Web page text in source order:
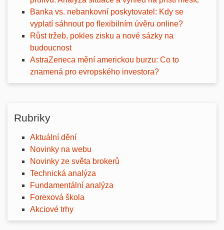
Banka vs. nebankovní poskytovatel: Kdy se
vyplatí sáhnout po flexibilním úvěru online?
Růst tržeb, pokles zisku a nové sázky na
budoucnost
AstraZeneca mění americkou burzu: Co to
znamená pro evropského investora?
Rubriky
Aktuální dění
Novinky na webu
Novinky ze světa brokerů
Technická analýza
Fundamentální analýza
Forexová škola
Akciové trhy